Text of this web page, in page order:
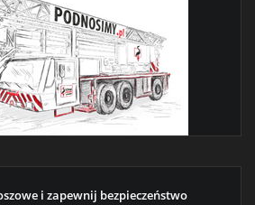
i zapewnij bezpieczeństwo